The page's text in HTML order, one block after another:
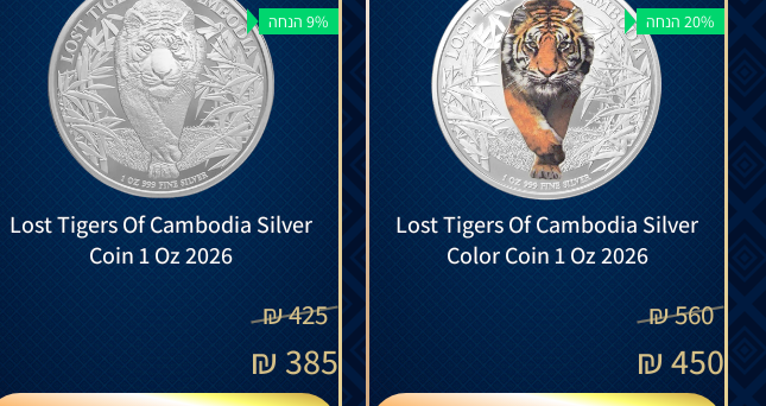
20% הנחה
Lost Tigers Of Cambodia Silver
Color Coin 1 Oz 2026
560
₪
450
₪
9% הנחה
Lost Tigers Of Cambodia Silver
Coin 1 Oz 2026
425
₪
385
₪